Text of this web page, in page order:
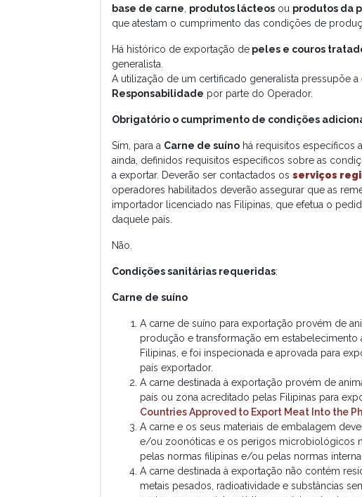
base de carne produtos lácteos ou produtos da
que atestam o cumprimento das condições de
Há histórico de exportação de peles e couros
generalista.
A utilização de um certificado generalista pressupõe a
Responsabilidade por parte do Operador.
Obrigatório o cumprimento de condições
Sim, para a Carne de suíno há requisitos específicos
ainda, definidos requisitos específicos sobre as
a exportar. Deverão ser contactados os serviços
operadores habilitados deverão assegurar que as
importador licenciado nas Filipinas, que efetua o
daquele país.
Não.
Condições sanitárias requeridas:
Carne de suíno
A carne de suíno para exportação provém de
produção e transformação em estabelecimento
Filipinas, e foi inspecionada e aprovada para
país exportador.
A carne destinada à exportação provém de
país ou zona acreditado pelas Filipinas para
Countries Approved to Export Meat Into the
A carne e os seus materiais de embalagem
e/ou zoonóticas e os perigos microbiológicos
pelas normas filipinas e/ou pelas normas
A carne destinada à exportação não contém
metais pesados, radioatividade e substâncias